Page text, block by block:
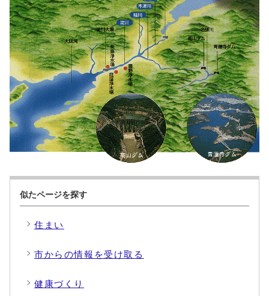
似たページを探す
住まい
市からの情報を受け取る
健康づくり